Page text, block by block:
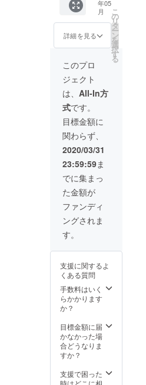
革命的な技
術を世の中
に届けるこ
とにより、
貢献してい
きます。
イキン
グ映像
を含め
た動画
しま
現在、
発声す
ること
が困難
な方を
対象と
してお
りま
音声復
元に
は、過
去の音
声デー
タが必
要とな
記２つ
に該当
する方
のみの
ご支援
を受付
す。 ま
た、実
際に一
たた
元し、
会話を
するこ
とが可
支援を
頂ける
方に
は、 弊
社技術
をご提
供の
上、 ド
キュメ
ンタ
リー風
プロ
モー
ション
ビデオ
に出演
できる
権利と
後、メ
イキン
グ映像
を含め
た動画
をお渡
す。 ※
亡くな
られて
復元を
した
Ｐ：
https://
preview
.studio.
design/l
ive/xN
WY5kl
WlB/on
es_voic
e 既に
亡くな
られて
しまっ
た方の
音声
データ
があれ
ば、 そ
の方の
声を復
元し、
会話を
するこ
とが可
支援を
方に
は、 弊
社技術
をご提
供の
キュメ
ンタ
リー風
プロ
ション
ビデオ
年05
月
詳細を見る
こ
の
リ
タ
ー
ン
を
選
択
す
る
このプロ
ジェクト
は、 All-In方
式です。
目標金額に
関わらず、
2020/03/31
23:59:59ま
でに集まっ
た金額が
ファンディ
ングされま
す。
支援に関するよ
くある質問
手数料はいく
らかかります
か？
目標金額に届
かなかった場
合どうなりま
すか？
支援で困った
時はどこに相